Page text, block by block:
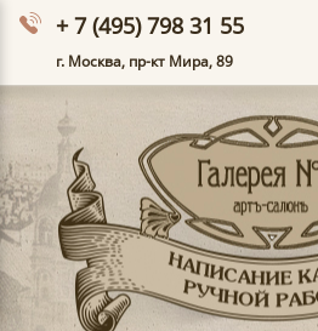
+ 7 (495) 798 31 55
г. Москва, пр-кт Мира, 89